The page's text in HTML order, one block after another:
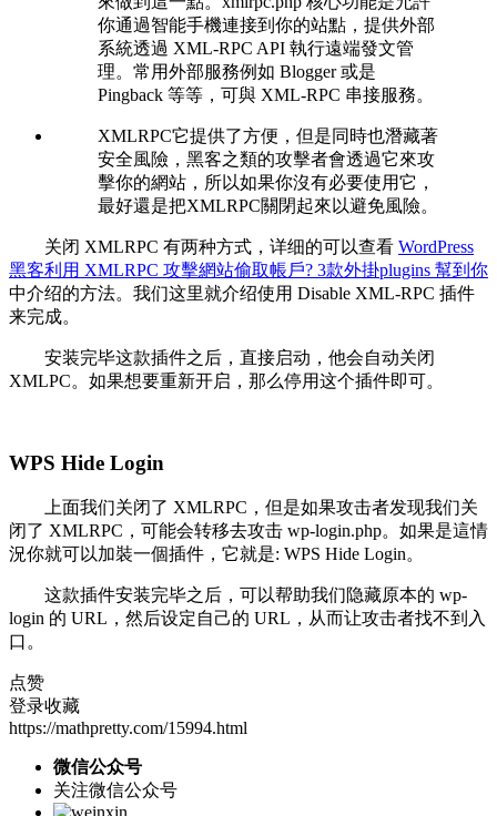
你通過智能手機連接到你的站點，提供外部
系統透過 XML-RPC API 執行遠端發文管
理。常用外部服務例如 Blogger 或是
Pingback 等等，可與 XML-RPC 串接服務。
XMLRPC它提供了方便，但是同時也潛藏著
安全風險，黑客之類的攻擊者會透過它來攻
擊你的網站，所以如果你沒有必要使用它，
最好還是把XMLRPC關閉起來以避免風險。
关闭 XMLRPC 有两种方式，详细的可以查看 WordPress
黑客利用 XMLRPC 攻擊網站偷取帳戶? 3款外掛plugins 幫到你
中介绍的方法。我们这里就介绍使用 Disable XML-RPC 插件
来完成。
安装完毕这款插件之后，直接启动，他会自动关闭
XMLPC。如果想要重新开启，那么停用这个插件即可。
WPS Hide Login
上面我们关闭了 XMLRPC，但是如果攻击者发现我们关
闭了 XMLRPC，可能会转移去攻击 wp-login.php。如果是這情
況你就可以加裝一個插件，它就是: WPS Hide Login。
这款插件安装完毕之后，可以帮助我们隐藏原本的 wp-
login 的 URL，然后设定自己的 URL，从而让攻击者找不到入
口。
点赞
登录收藏
https://mathpretty.com/15994.html
微信公众号
关注微信公众号